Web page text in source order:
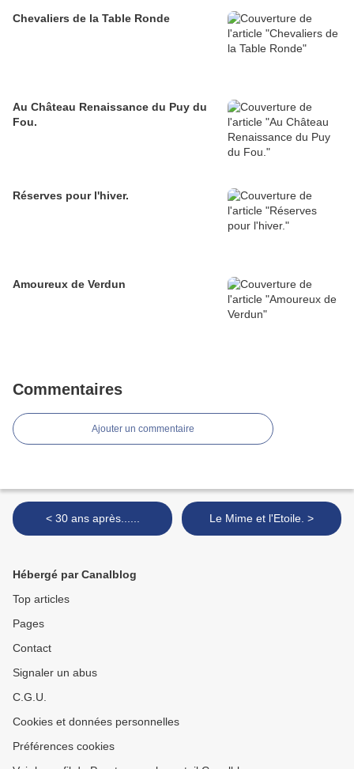
Chevaliers de la Table Ronde
Au Château Renaissance du Puy du
Fou.
Réserves pour l'hiver.
Amoureux de Verdun
Commentaires
Ajouter un commentaire
< 30 ans après...... Le Mime et l'Etoile. >
Hébergé par Canalblog
Top articles
Pages
Contact
Signaler un abus
C.G.U.
Cookies et données personnelles
Préférences cookies